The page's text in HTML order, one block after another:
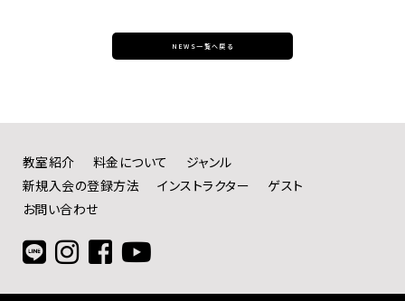
NEWS一覧へ戻る
教室紹介 料金について
ジャンル
新規入会の登録方法
インストラクター
ゲスト
お問い合わせ